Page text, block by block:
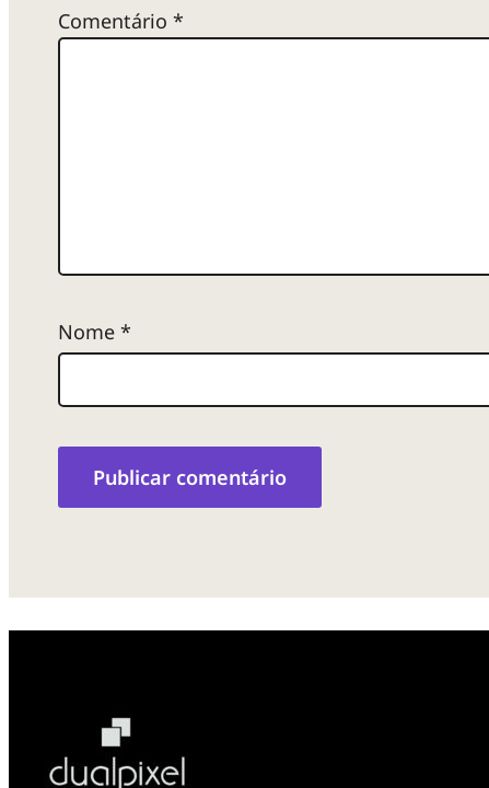
Comentário *
Nome *